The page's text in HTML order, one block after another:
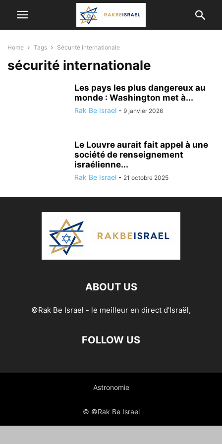
Home Tags Sécurité internationale
sécurité internationale
Les pays les plus dangereux au
monde : Washington met à...
Rak Be Israel - 9 janvier 2026
Le Louvre aurait fait appel à une
société de renseignement
israélienne...
Rak Be Israel - 21 octobre 2025
ABOUT US
©Rak Be Israel - le meilleur en direct d'Israël,
FOLLOW US
Astronomie
© ©Rak Be Israel